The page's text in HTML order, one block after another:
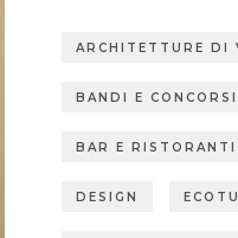
ARCHITETTURE DI
BANDI E CONCORSI
BAR E RISTORANTI
DESIGN